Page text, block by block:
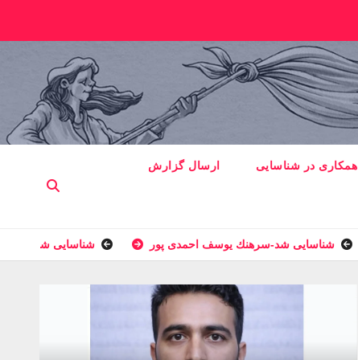
همکاری در شناسایی ارسال گزارش
شناسایی شد-ستوان شناسایی شد-سرهنك يوسف احمدى پور